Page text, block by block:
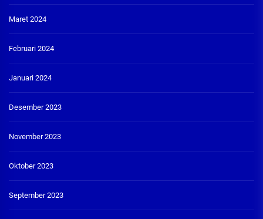
Maret 2024
Februari 2024
Januari 2024
Desember 2023
November 2023
Oktober 2023
September 2023